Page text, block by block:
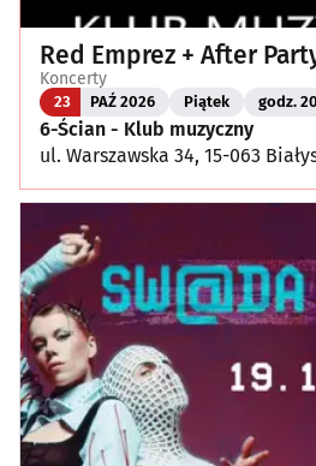
Red Emprez + After
Koncerty
23 PAŹ 2026 Piątek godz.
6-Ścian - Klub muzyczny
ul. Warszawska 34, 15-063